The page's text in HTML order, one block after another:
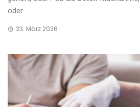
oder ...
23. März 2026